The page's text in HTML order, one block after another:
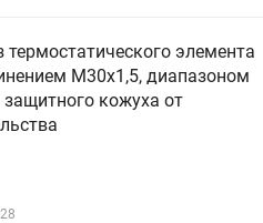
элемента
М30х1,5, диапазоном
защитного кожуха от